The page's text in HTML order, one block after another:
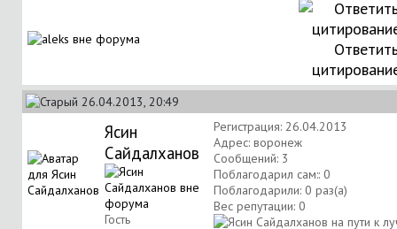
26.04.2013, 20:49
Ясин
Сайдалханов
Гость
Регистрация: 26.04.2013
Адрес: воронеж
Сообщений: 3
Поблагодарил сам:: 0
Поблагодарили: 0 раз(а)
Вес репутации: 0